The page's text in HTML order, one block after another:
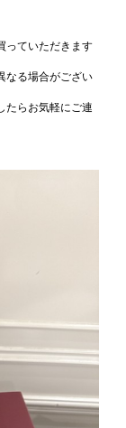
っていただきます
なる場合がござい
たらお気軽にご連